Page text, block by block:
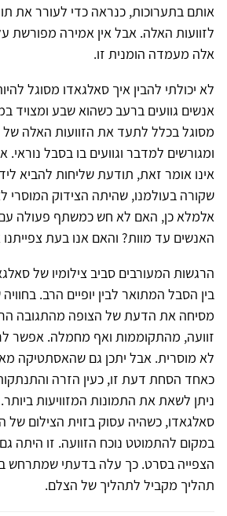
אותם בתערוכות, כנראה כדי לעורר את
לזוועות האלה. אבל אין אמירה מפורשת
אלה מעמדה הומנית זו.
לא יכולתי להבין איך סאלגאדו מסוגל
אנשים גוועים ברעב כשהוא שבע ומצויד
מסוגל בכלל לתעד את הזוועות האלה של
ומגורשים למדבר וגוועים בו בסבל נוראי.
אינו אומר זאת, תודעת שליחות להביא
שקורה בעולמנו, שהיתה הצידוק המוסרי
אלמלא כן, האם לא חש כמשתף פעולה
האנשים עד מוות? והאם אנו בעת צפייתנו
הרגשות המעורבים סביב צילומיו של
בין הסבל המתואר לבין יופיים הרב.
מסיחה את הדעת של הצופה מהתגובה
זוועה, מהתקוממות ואף מחמלה. אפשר
לא מוסרית. אבל יתכן גם שהאסתטיקה
כאחד הסחת דעת זו, כעין הזרה
ניתן לשאת את התמונות המזוויעות
סאלגאדו, כשהיה עסוק בזוית הצילום של
במקום להתמוטט נוכח הזוועה. זו היתה
הצפייה בסרט. כך עלה בדעתי שמתרחש
תהליך מקביל לתהליך של הצלם.